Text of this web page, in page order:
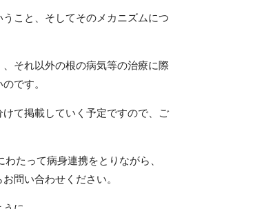
こと、そしてそのメカニズムにつ
それ以外の根の病気等の治療に際
です。
て掲載していく予定ですので、ご
たって病身連携をとりながら、
問い合わせください。